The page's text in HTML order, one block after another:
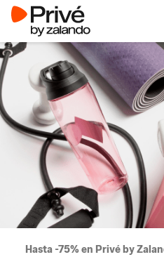
Hasta -75% en Privé by